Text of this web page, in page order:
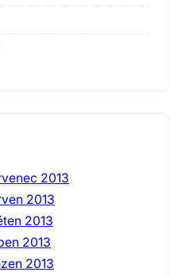
2013
2013
2013
2013
2013